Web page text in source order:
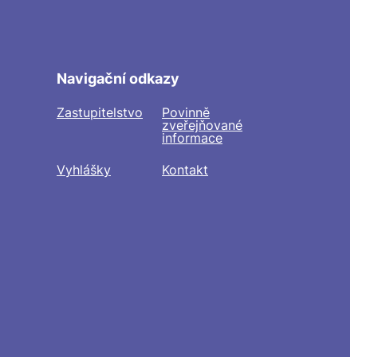
Navigační odkazy
Zastupitelstvo
Povinně
zveřejňované
informace
Vyhlášky
Kontakt